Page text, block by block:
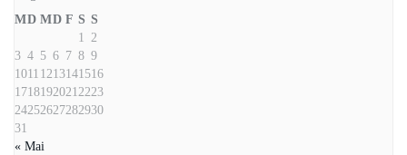
MD MD F S S
1 2
3 4 5 6 7 8 9
1011 1213141516
17181920212223
24252627282930
31
« Mai